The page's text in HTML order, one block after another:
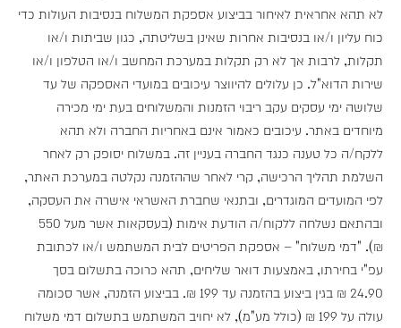
לא תהא אחראית לאיחור בביצוע אספקת המשלוח בנסיבות העולות כדי
כוח עליון ו/או בנסיבות אחרות שאינן בשליטתה, כגון שביתות ו/או
תקלות, לרבות אך לא רק תקלות במערכת המחשב ו/או הטלפון ו/או
שירות הדוא"ל. כן עלולים להיווצר עיכובים במועדי האספקה של עד
שלושה ימי עסקים עקב ריבוי הזמנות והמשלוחים בעת ימי מכירה
מיוחדים באתר. עיכובים כאמור אינם באחריות החברה ולא תהא
ללקח/ה כל טענה כנגד החברה בעניין זה. במשלוח יסופק רק לאחר
השלמת תהליך הרכישה, קרי לאחר שההזמנה נקלטה במערכת האתר,
לפי המועדים המוגדרים, ובתנאי שחברת האשראי אישרה את העסקה,
ובהתאם נשלחה ללקוח/ה הודעת אימות (בעסקאות אשר מעל 550
₪). "דמי משלוח" – אספקת הפריטים לבית המשתמש ו/או לכתובת
עפ"י בחירתו, באמצעות דואר שליחים, תהא כרוכה בתשלום בסך
24.90 ₪ בגין ביצוע בהזמנה עד 199 ₪. בביצוע הזמנה, אשר סכומה
עולה על 199 ₪ (כולל מע"מ), לא יחויב המשתמש בתשלום דמי משלוח